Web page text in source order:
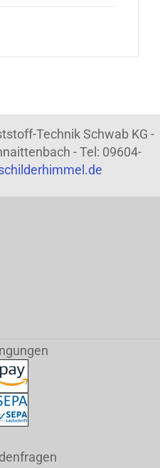
Technik Schwab KG -
- Tel: 09604-